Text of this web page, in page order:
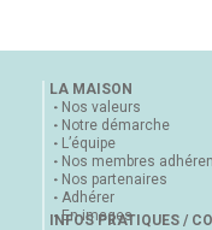
LA MAISON
Nos valeurs
Notre démarche
L’équipe
Nos membres
Nos partenaires
Adhérer
En images
INFOS PRATIQUES /